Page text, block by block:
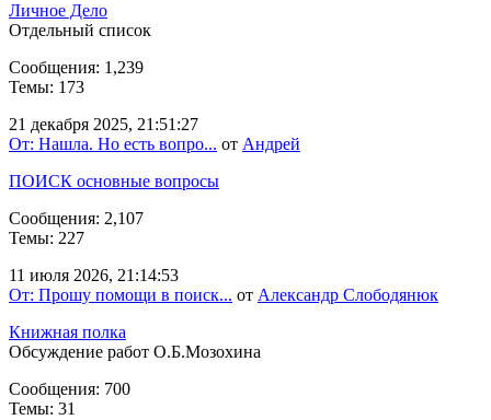
Личное Дело
Отдельный список
Сообщения: 1,239
Темы: 173
21 декабря 2025, 21:51:27
От: Нашла. Но есть вопро... от Андрей
ПОИСК основные вопросы
Сообщения: 2,107
Темы: 227
11 июля 2026, 21:14:53
От: Прошу помощи в поиск... от Александр Слободянюк
Книжная полка
Обсуждение работ О.Б.Мозохина
Сообщения: 700
Темы: 31